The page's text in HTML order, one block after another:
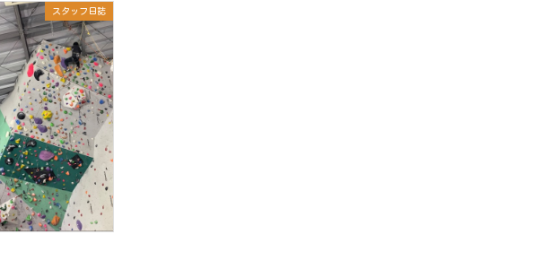
スタッフ日誌